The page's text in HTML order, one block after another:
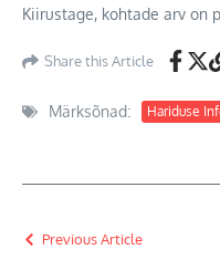
Kiirustage, kohtade arv on
Share this Article
Märksõnad: Hariduse
Previous Article